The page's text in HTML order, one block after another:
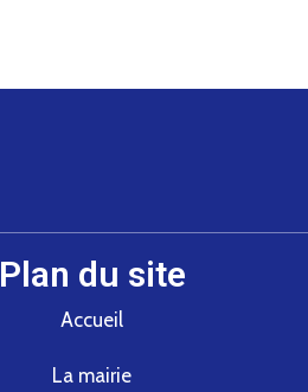
Plan du site
Accueil
La mairie